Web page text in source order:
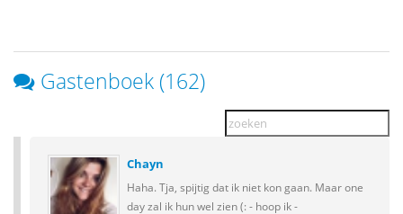
Gastenboek (162)
Chayn
Haha. Tja, spijtig dat ik niet kon gaan. Maar one
day zal ik hun wel zien (: - hoop ik -